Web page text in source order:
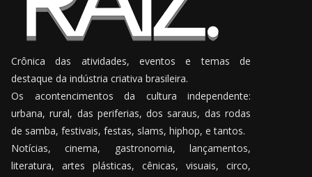
Crônica das atividades, eventos e temas de
destaque da indústria criativa brasileira.
Os acontencimentos da cultura independente:
urbana, rural, das periferias, dos saraus, das rodas
de samba, festivais, festas, slams, hiphop, e tantos.
Notícias, cinema, gastronomia, lançamentos,
literatura, artes plásticas, cênicas, visuais, circo,